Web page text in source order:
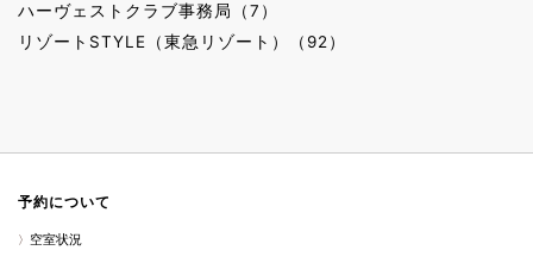
ハーヴェストクラブ事務局（7）
リゾートSTYLE（東急リゾート）（92）
予約について
空室状況